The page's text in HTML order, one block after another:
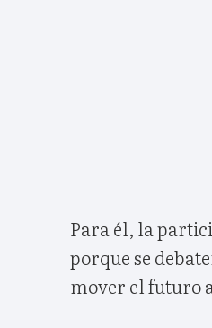
Para él, la
porque se
mover el futuro